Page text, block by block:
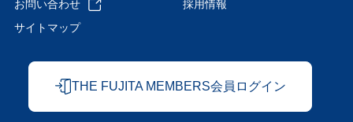
お問い合わせ
採用情報
サイトマップ
THE FUJITA MEMBERS会員ログイン